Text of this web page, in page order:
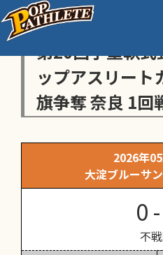
センス・トラス
第20回学童軟式
ップアスリート
旗争奪 奈良 1回
2026年
大淀ブルーサ
0
不